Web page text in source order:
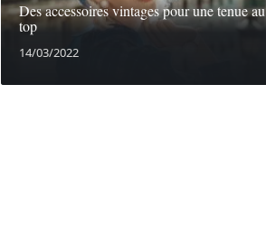
Des accessoires vintages pour une tenue au
top
14/03/2022